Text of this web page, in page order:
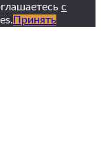
с
Принять